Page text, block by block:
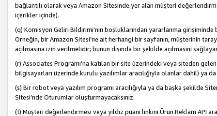
bağlantılı olarak veya Amazon Sitesinde yer alan müşteri
içerikler içinde).
(q) Komisyon Geliri Bildirimi’nin boşluklarından yararlanma
Örneğin, bir Amazon Sitesi’ne ait herhangi bir sayfanın, müşterinin
açılmasına izin verilmelidir; bunun dışında bir şekilde açılmasını
(r) Associates Programı’na katılan bir site üzerindeki veya siteden
bilgisayarları üzerinde kurulu yazılımlar aracılığıyla olanlar dahil) ya
(s) Bir robot veya yazılım programı aracılığıyla ya da başka şekilde
Sitesi’nde Oturumlar oluşturmayacaksınız.
(t) Müşteri değerlendirmesi veya yıldız puanı linkini Ürün Reklam API